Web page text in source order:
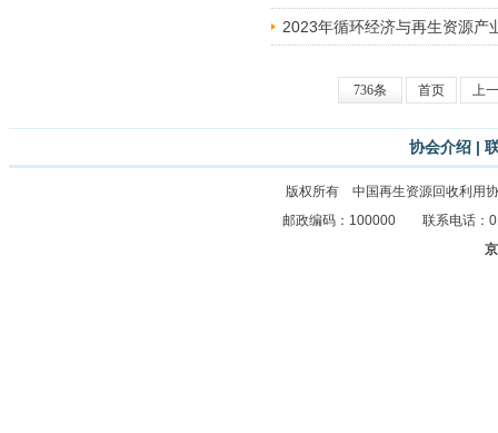
2023年循环经济与再生资源产
736条 首页 上
协会介绍 |
版权所有 中国再生资源回收利用
邮政编码：100000 联系电话：